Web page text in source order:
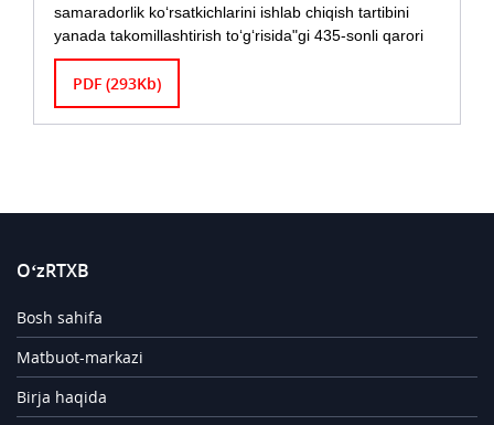
samaradorlik kо‘rsatkichlarini ishlab chiqish tartibini
yanada takomillashtirish tо‘g‘risida"gi 435-sonli qarori
PDF (293Kb)
O‘zRTXB
Bosh sahifa
Matbuot-markazi
Birja haqida